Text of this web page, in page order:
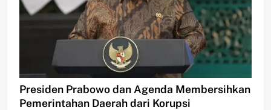
Presiden Prabowo dan Agenda Membersihkan
Pemerintahan Daerah dari Korupsi